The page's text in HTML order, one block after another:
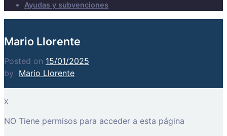
Ayudas y subvenciones
Mario Llorente
Posted on 15/01/2025
by Mario Llorente
x
NO Tiene permisos para acceder a esta página